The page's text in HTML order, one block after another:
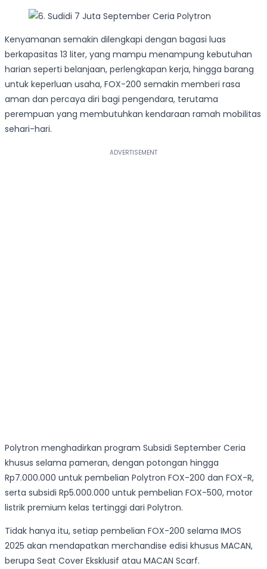
Kenyamanan semakin dilengkapi dengan bagasi luas
berkapasitas 13 liter, yang mampu menampung kebutuhan
harian seperti belanjaan, perlengkapan kerja, hingga barang
untuk keperluan usaha, FOX-200 semakin memberi rasa
aman dan percaya diri bagi pengendara, terutama
perempuan yang membutuhkan kendaraan ramah mobilitas
sehari-hari.
Polytron menghadirkan program Subsidi September Ceria
khusus selama pameran, dengan potongan hingga
Rp7.000.000 untuk pembelian Polytron FOX-200 dan FOX-R,
serta subsidi Rp5.000.000 untuk pembelian FOX-500, motor
listrik premium kelas tertinggi dari Polytron.
Tidak hanya itu, setiap pembelian FOX-200 selama IMOS
2025 akan mendapatkan merchandise edisi khusus MACAN,
berupa Seat Cover Eksklusif atau MACAN Scarf.